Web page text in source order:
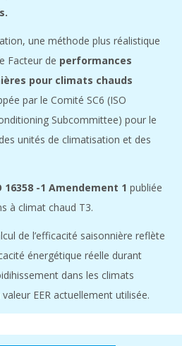
une méthode plus réalistique
Facteur de performances
pour climats chauds
par le Comité SC6 (ISO
Subcommittee) pour le
unités de climatisation et des
16358 -1 Amendement 1 publiée
à climat chaud T3.
de l’efficacité saisonnière reflète
énergétique réelle durant
dans les climats
EER actuellement utilisée.